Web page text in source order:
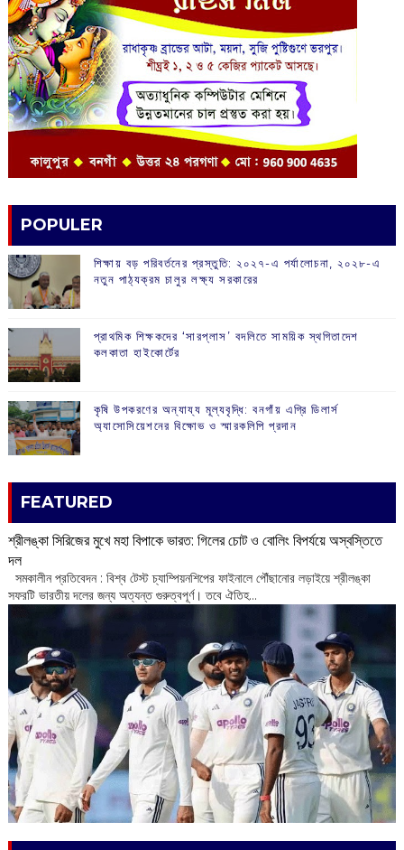
POPULER
শিক্ষায় বড় পরিবর্তনের প্রস্তুতি: ২০২৭-এ পর্যালোচনা, ২০২৮-এ
নতুন পাঠ্যক্রম চালুর লক্ষ্য সরকারের
প্রাথমিক শিক্ষকদের ‘সারপ্লাস’ বদলিতে সাময়িক স্থগিতাদেশ
কলকাতা হাইকোর্টের
কৃষি উপকরণের অন্যায্য মূল্যবৃদ্ধি: বনগাঁয় এগ্রি ডিলার্স
অ্যাসোসিয়েশনের বিক্ষোভ ও স্মারকলিপি প্রদান
FEATURED
শ্রীলঙ্কা সিরিজের মুখে মহা বিপাকে ভারত: গিলের চোট ও বোলিং বিপর্যয়ে অস্বস্তিতে
দল
‌ সমকালীন প্রতিবেদন : বিশ্ব টেস্ট চ্যাম্পিয়নশিপের ফাইনালে পৌঁছানোর লড়াইয়ে শ্রীলঙ্কা
সফরটি ভারতীয় দলের জন্য অত্যন্ত গুরুত্বপূর্ণ। তবে ঐতিহ...